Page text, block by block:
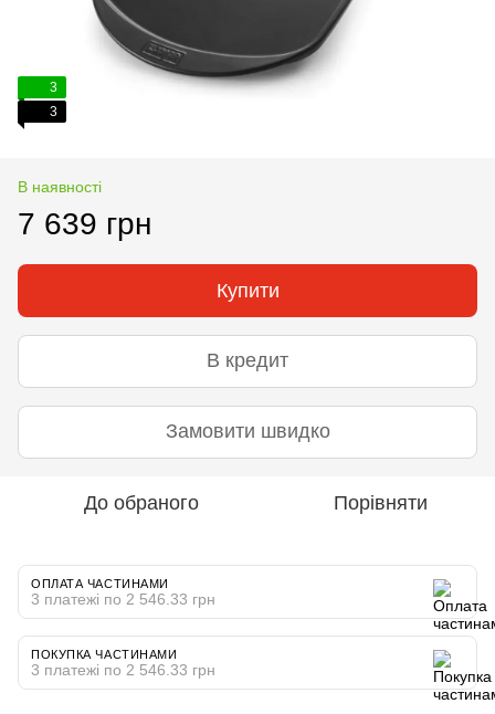
3
3
В наявності
7 639 грн
Купити
В кредит
Замовити швидко
До обраного Порівняти
ОПЛАТА ЧАСТИНАМИ
3 платежі по 2 546.33 грн
ПОКУПКА ЧАСТИНАМИ
3 платежі по 2 546.33 грн